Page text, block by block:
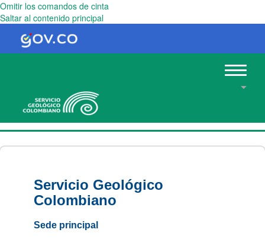
Omitir los comandos de cinta
Saltar al contenido principal
Toggle
Servicio Geológico
Colombiano
Sede principal